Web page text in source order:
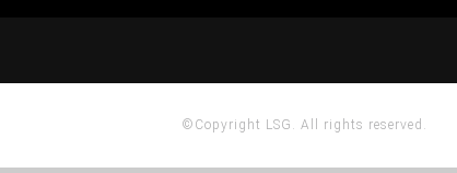
©Copyright LSG. All rights reserved.